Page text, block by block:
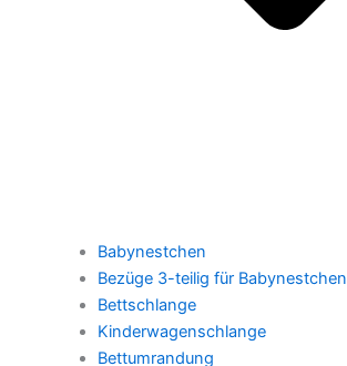
Babynestchen
Bezüge 3-teilig für Babynestchen
Bettschlange
Kinderwagenschlange
Bettumrandung